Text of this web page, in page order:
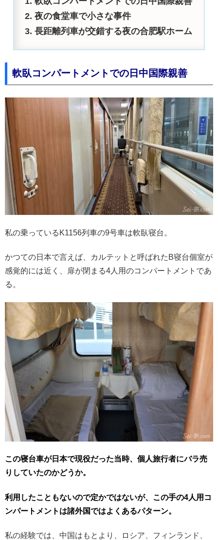
夜の食堂車で小さな事件
長距離列車が交錯する夜の合肥駅ホーム
軟臥コンパートメントでの日中国際親善
私の乗っているK1156列車の9号車は軟臥寝台。
かつての日本で言えば、カルテットと呼ばれたB寝台個室が
感覚的には近く、扉が閉まる4人用のコンパートメントであ
る。
この寝台車が日本で現役だった当時、個人旅行者にバラ売
りしていたのかどうか。
利用したこともないので定かではないが、この手の4人用コ
ンパートメントは諸外国ではよくあるパターン。
私の経験では、中国はもとより、ロシア、フィンランド、